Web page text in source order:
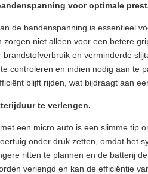
voor optimale
de bandenspanning is essentieel
zorgen niet alleen voor een betere
en verminderde
controleren en indien nodig aan te
blijft rijden, wat bijdraagt aan
te verlengen.
een micro auto is een slimme tip
onder druk zetten, omdat het
ritten te plannen en de batterij
verlengd en kan de efficiëntie